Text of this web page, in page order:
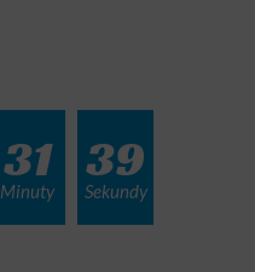
31
Minuty
38
Sekundy